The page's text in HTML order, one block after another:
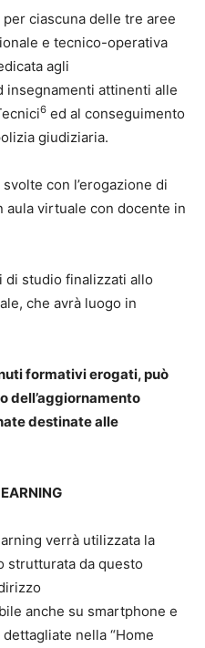
ciascuna delle tre aree
e tecnico-operativa
agli
insegnamenti attinenti alle
6 ed al conseguimento
giudiziaria.
con l’erogazione di
virtuale con docente in
studio finalizzati allo
che avrà luogo in
formativi erogati, può
dell’aggiornamento
destinate alle
verrà utilizzata la
strutturata da questo
anche su smartphone e
nella “Home